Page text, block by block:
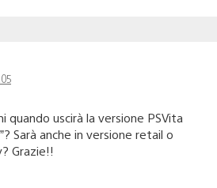
quando uscirà la versione PSVita
Sarà anche in versione retail o
Grazie!!